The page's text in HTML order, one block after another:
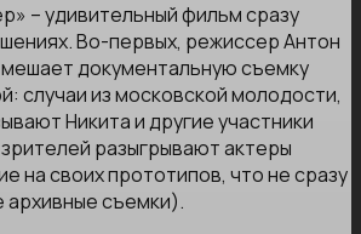
– удивительный фильм сразу
Во-первых, режиссер Антон
документальную съемку
случаи из московской молодости,
Никита и другие участники
разыгрывают актеры
на своих прототипов, что не сразу
архивные съемки).